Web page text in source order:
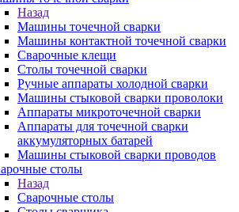
Назад
Машины точечной сварки
Машины контактной точечной сварки
Сварочные клещи
Столы точечной сварки
Ручные аппараты холодной сварки
Машины стыковой сварки проволоки
Аппараты микроточечной сварки
Аппараты для точечной сварки
аккумуляторных батарей
Машины стыковой сварки проводов
столы
Назад
Сварочные столы